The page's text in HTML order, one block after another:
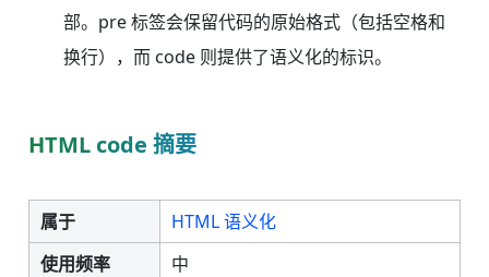
部。pre 标签会保留代码的原始格式（包括空格和
换行），而 code 则提供了语义化的标识。
HTML code 摘要
属于
HTML 语义化
使用频率
中